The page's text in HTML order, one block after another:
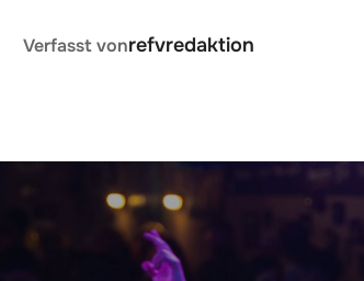
BEITRAGSAUTOR
Verfasst vonrefvredaktion